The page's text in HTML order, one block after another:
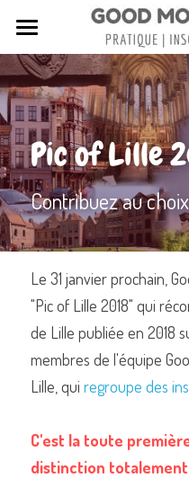
Tous nos articles
Sortir à Lille
Lille de A à Z
Nos livres sur Lille
Lille insolite et secret
Street Art à Lille
Toutes les rues de Lille
Contactez-nous
Rechercher
Pic of Lille
Contribuez au
Le 31 janvier prochain,
"Pic of Lille 2018" qui
de Lille publiée en 2018
membres de l'équipe
Lille, qui regroupe des
C'est la toute
distinction